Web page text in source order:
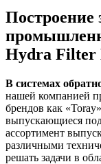
Hydra Filter
В системах
нашей компанией
брендов как
выпускающиеся
ассортимент
различными
решать задачи в